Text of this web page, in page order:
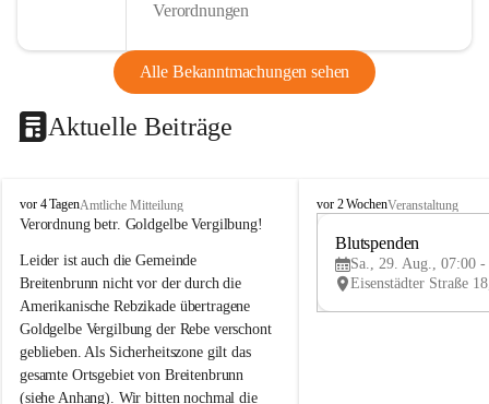
Verordnungen
Alle Bekanntmachungen sehen
Aktuelle Beiträge
B
r
i
t
e
n
b
r
u
vor 4 TagenAmtliche Mitteilung
Verordnung betr. Goldgelbe Vergilbung!
Leider ist auch die Gemeinde
Breitenbrunn nicht vor der durch die
Amerikanische Rebzikade übertragene
Goldgelbe Vergilbung der Rebe verschont
geblieben. Als Sicherheitszone gilt das
gesamte Ortsgebiet von Breitenbrunn
(siehe Anhang). Wir bitten nochmal die
B
e
vor 2 WochenVeranstaltung
Blutspenden
Sa., 29. Aug., 07:00 -